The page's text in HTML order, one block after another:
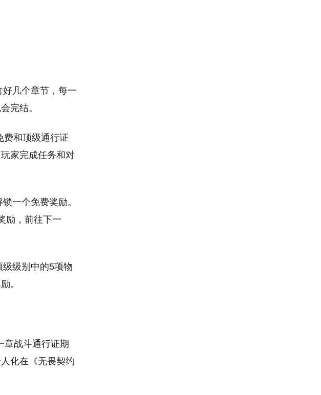
几个章节，每一
完结。
费和顶级通行证
家完成任务和对
一个免费奖励。
励，前往下一
级别中的5项物
。
章战斗通行证期
化在《无畏契约